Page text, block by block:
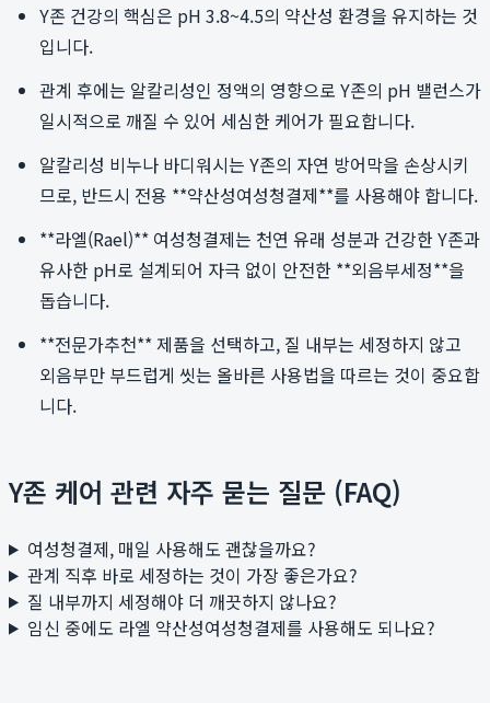
Y존 건강의 핵심은 pH 3.8~4.5의 약산성 환경을 유지하는 것
입니다.
관계 후에는 알칼리성인 정액의 영향으로 Y존의 pH 밸런스가
일시적으로 깨질 수 있어 세심한 케어가 필요합니다.
알칼리성 비누나 바디워시는 Y존의 자연 방어막을 손상시키
므로, 반드시 전용 **약산성여성청결제**를 사용해야 합니다.
**라엘(Rael)** 여성청결제는 천연 유래 성분과 건강한 Y존과
유사한 pH로 설계되어 자극 없이 안전한 **외음부세정**을
돕습니다.
**전문가추천** 제품을 선택하고, 질 내부는 세정하지 않고
외음부만 부드럽게 씻는 올바른 사용법을 따르는 것이 중요합
니다.
Y존 케어 관련 자주 묻는 질문 (FAQ)
여성청결제, 매일 사용해도 괜찮을까요?
관계 직후 바로 세정하는 것이 가장 좋은가요?
질 내부까지 세정해야 더 깨끗하지 않나요?
임신 중에도 라엘 약산성여성청결제를 사용해도 되나요?